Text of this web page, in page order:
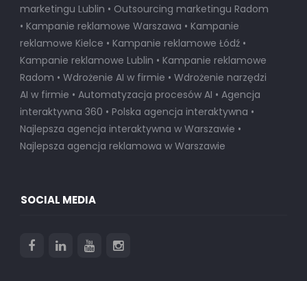
marketingu Lublin • Outsourcing marketingu Radom
• Kampanie reklamowe Warszawa • Kampanie
reklamowe Kielce • Kampanie reklamowe Łódź •
Kampanie reklamowe Lublin • Kampanie reklamowe
Radom • Wdrożenie AI w firmie • Wdrożenie narzędzi
AI w firmie • Automatyzacja procesów AI • Agencja
interaktywna 360 • Polska agencja interaktywna •
Najlepsza agencja interaktywna w Warszawie •
Najlepsza agencja reklamowa w Warszawie
SOCIAL MEDIA